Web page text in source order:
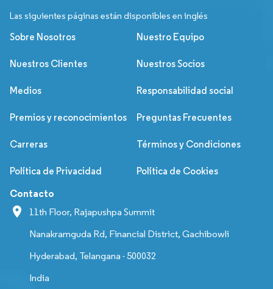
Las siguientes páginas están disponibles en inglés
Sobre Nosotros Nuestro Equipo
Nuestros Clientes Nuestros Socios
Medios Responsabilidad social
Premios y reconocimientos Preguntas Frecuentes
Carreras Términos y Condiciones
Política de Privacidad Política de Cookies
Contacto
11th Floor, Rajapushpa Summit
Nanakramguda Rd, Financial District, Gachibowli
Hyderabad, Telangana - 500032
India